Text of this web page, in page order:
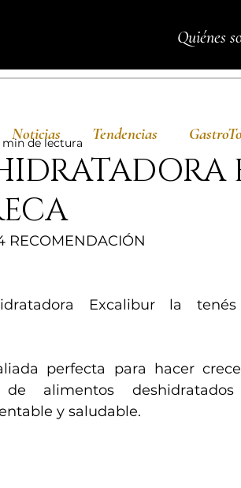
Quiénes
min de lectura
RECOMENDACIÓN
Excalibur la
perfecta para hacer
de alimentos
y saludable.
Noticias Tendencias